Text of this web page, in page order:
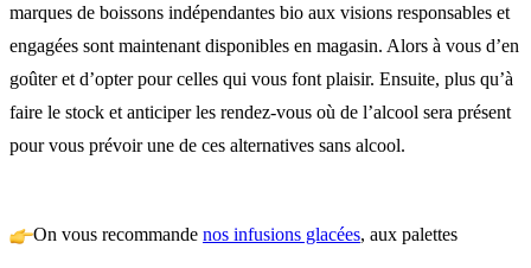
marques de boissons indépendantes bio aux visions responsables et
engagées sont maintenant disponibles en magasin. Alors à vous d’en
goûter et d’opter pour celles qui vous font plaisir. Ensuite, plus qu’à
faire le stock et anticiper les rendez-vous où de l’alcool sera présent
pour vous prévoir une de ces alternatives sans alcool.
On vous recommande nos infusions glacées , aux palettes